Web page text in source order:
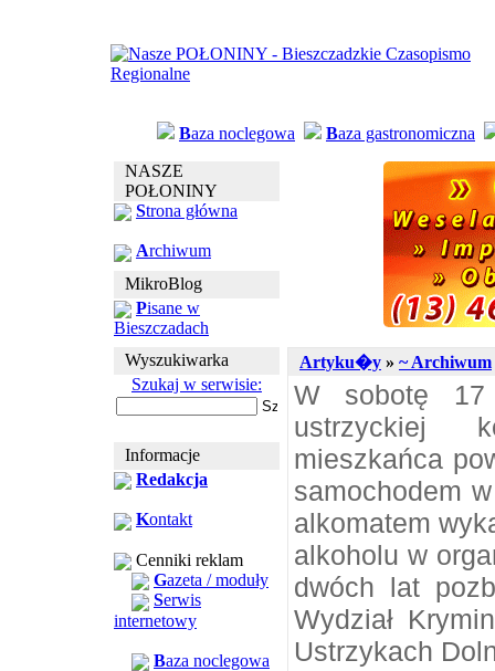
Baza noclegowa Baza gastronomiczna
NASZE
POŁONINY
Strona główna
Archiwum
MikroBlog
Pisane w
Bieszczadach
Wyszukiwarka
Szukaj w serwisie:
Informacje
Redakcja
Kontakt
Cenniki reklam
Gazeta / moduły
Serwis
internetowy
Baza noclegowa
Artyku�y » ~ Archiwum
W sobotę
ustrzyckiej
mieszkańca
samochodem
alkomatem
alkoholu w
dwóch lat
Wydział
Ustrzykach